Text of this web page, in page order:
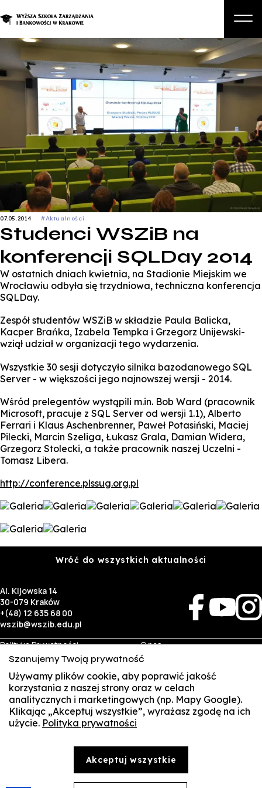
O nas
Studia
Studia podyplomowe i kursy
Kandydat
Student
Biznes
Zapisz się na studia
07.05.2014 #Aktualności
Studenci WSZiB na
konferencji SQLDay 2014
W ostatnich dniach kwietnia, na Stadionie Miejskim we
Wrocławiu odbyła się trzydniowa, techniczna konferencja
SQLDay.
Zespół studentów WSZiB w składzie Paula Balicka,
Kacper Brańka, Izabela Tempka i Grzegorz Unijewski-
wziął udział w organizacji tego wydarzenia.
Wszystkie 30 sesji dotyczyło silnika bazodanowego SQL
Server - w większości jego najnowszej wersji - 2014.
Wśród prelegentów wystąpili m.in. Bob Ward (pracownik
Microsoft, pracuje z SQL Server od wersji 1.1), Alberto
Ferrari i Klaus Aschenbrenner, Paweł Potasiński, Maciej
Pilecki, Marcin Szeliga, Łukasz Grala, Damian Widera,
Grzegorz Stolecki, a także pracownik naszej Uczelni -
Tomasz Libera.
http://conference.plssug.org.pl
Wróć do wszystkich aktualności
Al. Kijowska 14
30-079 Kraków
+(48) 12 635 68 00
wszib@wszib.edu.pl
Polityka Prywatności
RODO
Identyfikacja wizualna
O nas
Rekrutacja
Studia
Kontakt
Biznes
Wynajem sal
Targi pracy
Student
Multis Multum
Treści zawarte na stronie www.wszib.edu.pl oraz jej podstronach stanowią, o ile nie wskazano
części: kopiowania, reprodukowania, modyfikowania, dystrybuowania, publikowania,
Szanujemy Twoją prywatność
Używamy plików cookie, aby poprawić jakość
korzystania z naszej strony oraz w celach
analitycznych i marketingowych (np. Mapy Google).
Klikając „Akceptuj wszystkie”, wyrażasz zgodę na ich
użycie. Polityka prywatności
Akceptuj wszystkie